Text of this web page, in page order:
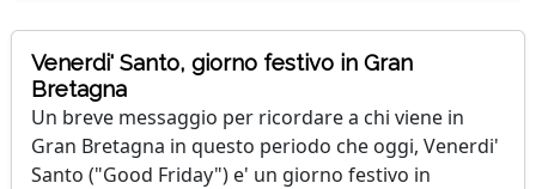
Venerdi' Santo, giorno festivo in Gran
Bretagna
Un breve messaggio per ricordare a chi viene in
Gran Bretagna in questo periodo che oggi, Venerdi'
Santo ("Good Friday") e' un giorno festivo in